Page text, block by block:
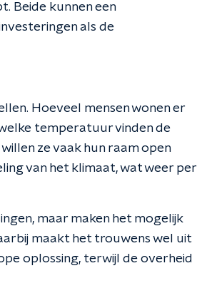
Beide kunnen een
als de
Hoeveel mensen wonen er
temperatuur vinden de
ze vaak hun raam open
van het klimaat, wat weer per
maar maken het mogelijk
maakt het trouwens wel uit
oplossing, terwijl de overheid